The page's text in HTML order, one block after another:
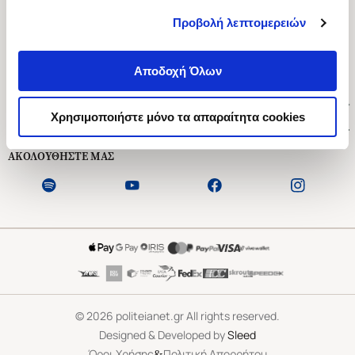
Προβολή λεπτομερειών
Αποδοχή Όλων
Χρησιμοποιήστε μόνο τα απαραίτητα cookies
Ασκληπιού 1-3, Αθήνα 106 79
Δευτέρα - Παρασκευή 09:00-21:00
Εξυπηρέτηση Πελατών
ΑΚΟΛΟΥΘΗΣΤΕ ΜΑΣ
©2026 politeianet.gr All rights reserved.
Designed & Developed bySleed